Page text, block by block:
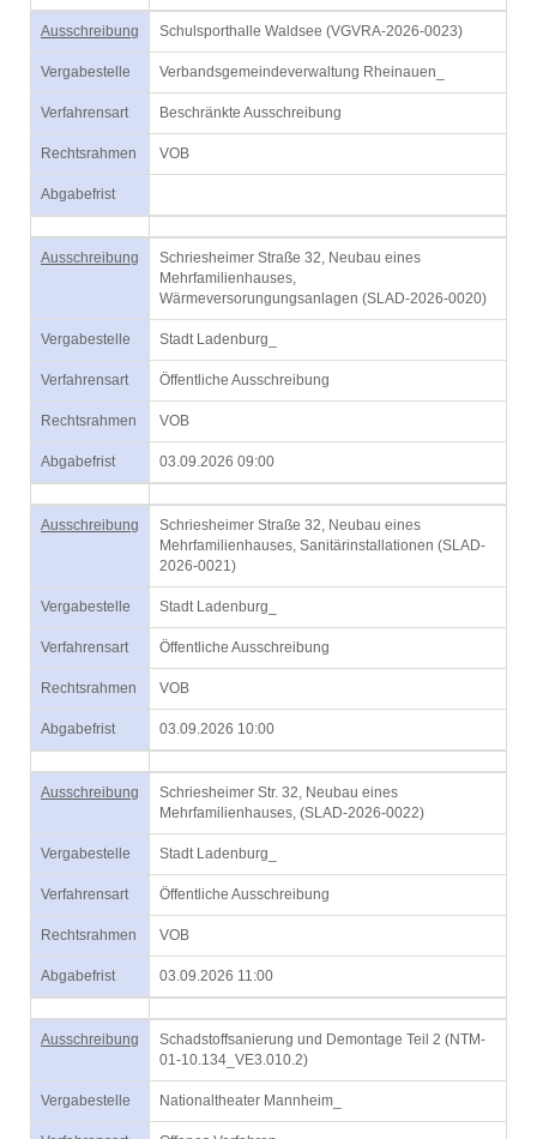
Ausschreibung Schulsporthalle Waldsee (VGVRA-2026-0023)
Vergabestelle Verbandsgemeindeverwaltung Rheinauen_
Verfahrensart Beschränkte Ausschreibung
Rechtsrahmen VOB
Abgabefrist
Ausschreibung
Schriesheimer Straße 32, Neubau eines
Mehrfamilienhauses,
Wärmeversorungungsanlagen (SLAD-2026-0020)
Vergabestelle Stadt Ladenburg_
Verfahrensart Öffentliche Ausschreibung
Rechtsrahmen VOB
Abgabefrist 03.09.2026 09:00
Ausschreibung
Schriesheimer Straße 32, Neubau eines
Mehrfamilienhauses, Sanitärinstallationen (SLAD-
2026-0021)
Vergabestelle Stadt Ladenburg_
Verfahrensart Öffentliche Ausschreibung
Rechtsrahmen VOB
Abgabefrist 03.09.2026 10:00
Ausschreibung
Schriesheimer Str. 32, Neubau eines
Mehrfamilienhauses, (SLAD-2026-0022)
Vergabestelle Stadt Ladenburg_
Verfahrensart Öffentliche Ausschreibung
Rechtsrahmen VOB
Abgabefrist 03.09.2026 11:00
Ausschreibung
Schadstoffsanierung und Demontage Teil 2 (NTM-
01-10.134_VE3.010.2)
Vergabestelle Nationaltheater Mannheim_